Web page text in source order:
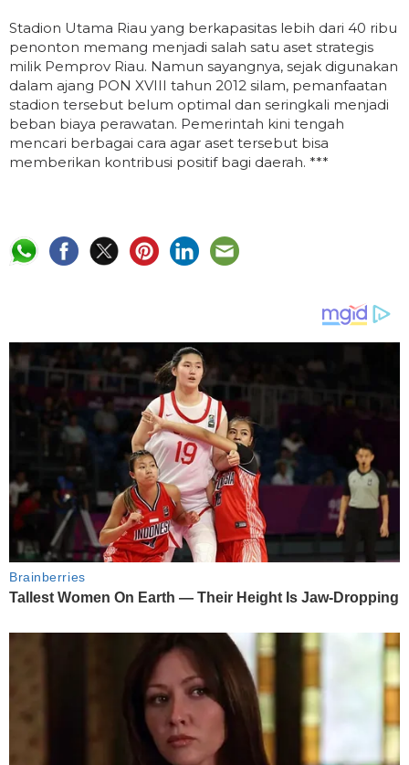
Stadion Utama Riau yang berkapasitas lebih dari 40 ribu
penonton memang menjadi salah satu aset strategis
milik Pemprov Riau. Namun sayangnya, sejak digunakan
dalam ajang PON XVIII tahun 2012 silam, pemanfaatan
stadion tersebut belum optimal dan seringkali menjadi
beban biaya perawatan. Pemerintah kini tengah
mencari berbagai cara agar aset tersebut bisa
memberikan kontribusi positif bagi daerah. ***